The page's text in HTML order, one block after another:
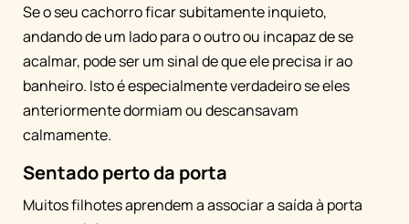
Se o seu cachorro ficar subitamente inquieto,
andando de um lado para o outro ou incapaz de se
acalmar, pode ser um sinal de que ele precisa ir ao
banheiro. Isto é especialmente verdadeiro se eles
anteriormente dormiam ou descansavam
calmamente.
Sentado perto da porta
Muitos filhotes aprendem a associar a saída à porta